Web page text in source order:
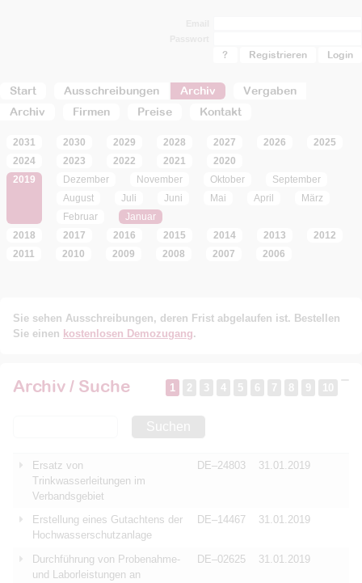
Start Ausschreibungen Archiv
Vergaben
Archiv
Firmen Preise Kontakt
? Registrieren
2031 2030 2029 2028 2027 2026
2025
2024
2023 2022 2021
2020
2019
Dezember November Oktober
September
August
Juli Juni Mai April
März
Februar
Januar
2018
2017 2016 2015 2014 2013
2012
2011
2010 2009 2008 2007 2006
Sie sehen Ausschreibungen, deren Frist abgelaufen ist. Bestellen
Sie einen kostenlosen Demozugang.
Archiv / Suche 1 2 3 4 5 6 7 8 9 10
Suchen
Ersatz von
Trinkwasserleitungen im
Verbandsgebiet
DE–24803 31.01.2019
Erstellung eines Gutachtens der
Hochwasserschutzanlage
DE–14467 31.01.2019
Durchführung von Probenahme-
und Laborleistungen an
DE–02625 31.01.2019